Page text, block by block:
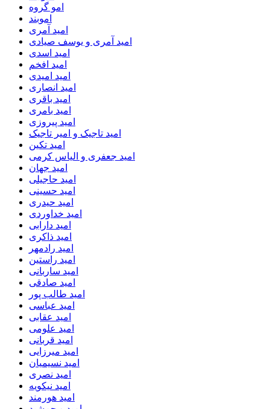
امو گروه
اموبند
امید آمری
امید آمری و یوسف صیادی
امید اسدی
امید افخم
امید امیدی
امید انصاری
امید باقری
امید بامری
امید پیروزی
امید تاجیک و امیر تاجیک
امید تکین
امید جعفری و الیاس کرمی
امید جهان
امید حاجیلی
امید حسینی
امید حیدری
امید خداوردی
امید دارابی
امید ذاکری
امید رادمهر
امید راستین
امید ساربانی
امید صادقی
امید طالب پور
امید عباسی
امید عقابی
امید علومی
امید قربانی
امید میرزایی
امید نسیمیان
امید نصری
امید نیکویه
امید هورمند